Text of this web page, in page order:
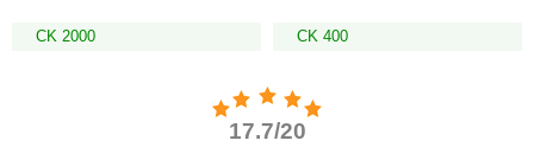
CK 2000 CK 400